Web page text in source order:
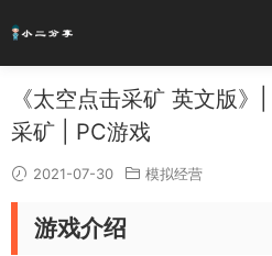
《太空点击采矿 英文版
采矿 | PC游戏
2021-07-30 模拟经营
游戏介绍